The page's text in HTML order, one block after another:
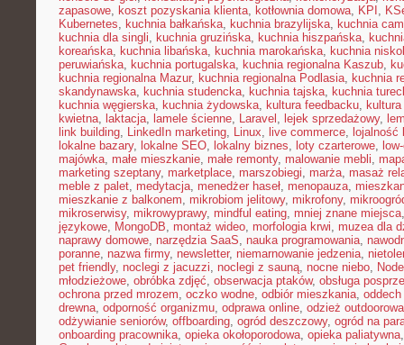
zapasowe, koszt pozyskania klienta, kotłownia domowa, KPI ,
Kubernetes, kuchnia bałkańska, kuchnia brazylijska, kuchnia
kuchnia dla singli, kuchnia gruzińska, kuchnia hiszpańska,
koreańska, kuchnia libańska, kuchnia marokańska, kuchnia
peruwiańska, kuchnia portugalska, kuchnia regionalna Kaszub,
kuchnia regionalna Mazur, kuchnia regionalna Podlasia, kuchnia
skandynawska, kuchnia studencka, kuchnia tajska, kuchnia
kuchnia węgierska, kuchnia żydowska, kultura feedbacku,
kwietna, laktacja, lamele ścienne, Laravel , lejek sprzedażowy,
link building, LinkedIn marketing, Linux, live commerce, lojalność
lokalne bazary, lokalne SEO, lokalny biznes, loty czarterowe,
majówka, małe mieszkanie, małe remonty, malowanie mebli,
marketing szeptany, marketplace, marszobiegi, marża, masaż
meble z palet, medytacja, menedżer haseł, menopauza,
mieszkanie z balkonem, mikrobiom jelitowy, mikrofony,
mikroserwisy, mikrowyprawy, mindful eating, mniej znane miejsca
językowe, MongoDB, montaż wideo, morfologia krwi, muzea dla
naprawy domowe, narzędzia SaaS, nauka programowania,
poranne, nazwa firmy, newsletter, niemarnowanie jedzenia,
pet friendly, noclegi z jacuzzi, noclegi z sauną, nocne niebo,
młodzieżowe, obróbka zdjęć, obserwacja ptaków, obsługa
ochrona przed mrozem, oczko wodne, odbiór mieszkania, oddech
drewna, odporność organizmu, odprawa online, odzież outdoorowa
odżywianie seniorów, offboarding, ogród deszczowy, ogród na
onboarding pracownika, opieka okołoporodowa, opieka paliatywna